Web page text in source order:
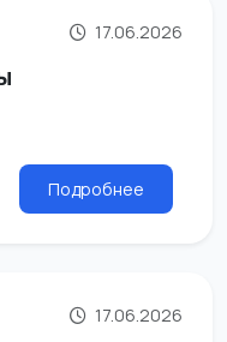
17.06.2026
Подробнее
17.06.2026